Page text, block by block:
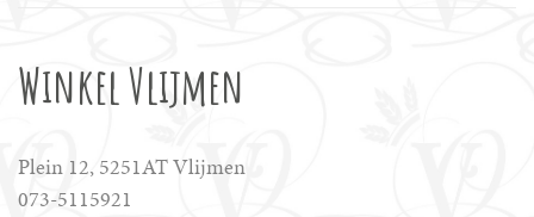
Winkel Vlijmen
Plein 12, 5251AT Vlijmen
073-5115921